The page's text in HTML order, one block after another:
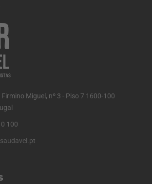
Firmino Miguel, nº 3 - Piso 7 1600-100
100